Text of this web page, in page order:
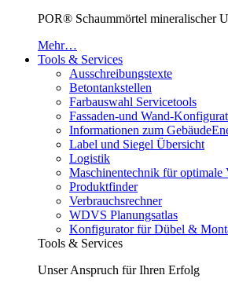
POR® Schaummörtel mineralischer
Mehr…
Tools & Services
Ausschreibungstexte
Betontankstellen
Farbauswahl Servicetools
Fassaden-und Wand-
Informationen zum
Label und Siegel Übersicht
Logistik
Maschinentechnik für optimale
Produktfinder
Verbrauchsrechner
WDVS Planungsatlas
Konfigurator für Dübel &
Tools & Services
Unser Anspruch für Ihren Erfolg